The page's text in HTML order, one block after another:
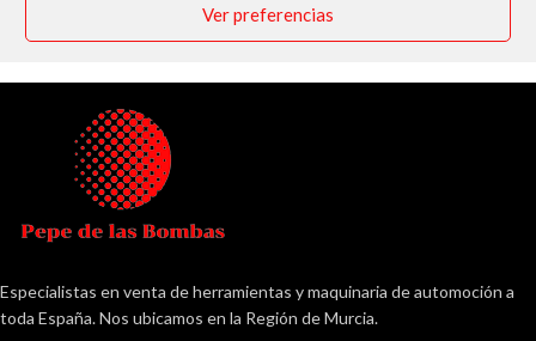
Ver preferencias
Especialistas en venta de herramientas y maquinaria de automoción a
toda España. Nos ubicamos en la Región de Murcia.